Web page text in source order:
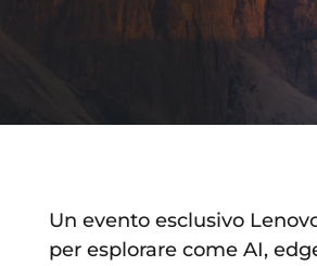
Un evento esclusivo
per esplorare come AI,